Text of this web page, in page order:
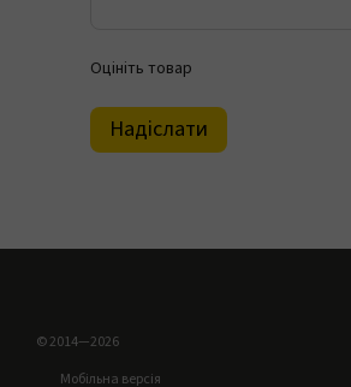
Оцініть товар
Надіслати
© 2014—2026
Мобільна версія